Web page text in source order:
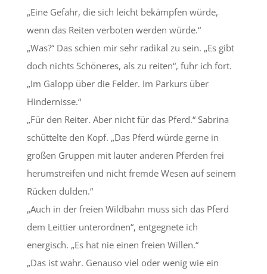
„Eine Gefahr, die sich leicht bekämpfen würde,
wenn das Reiten verboten werden würde.“
„Was?“ Das schien mir sehr radikal zu sein. „Es gibt
doch nichts Schöneres, als zu reiten“, fuhr ich fort.
„Im Galopp über die Felder. Im Parkurs über
Hindernisse.“
„Für den Reiter. Aber nicht für das Pferd.“ Sabrina
schüttelte den Kopf. „Das Pferd würde gerne in
großen Gruppen mit lauter anderen Pferden frei
herumstreifen und nicht fremde Wesen auf seinem
Rücken dulden.“
„Auch in der freien Wildbahn muss sich das Pferd
dem Leittier unterordnen“, entgegnete ich
energisch. „Es hat nie einen freien Willen.“
„Das ist wahr. Genauso viel oder wenig wie ein